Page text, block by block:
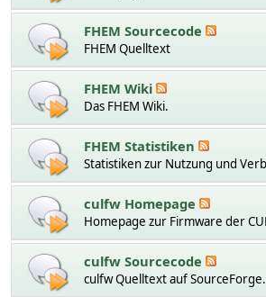
FHEM Sourcecode
FHEM Quelltext
FHEM Wiki
Das FHEM Wiki.
FHEM Statistiken
Statistiken zur Nutzung und
culfw Homepage
Homepage zur Firmware der
culfw Sourcecode
culfw Quelltext auf SourceForge.